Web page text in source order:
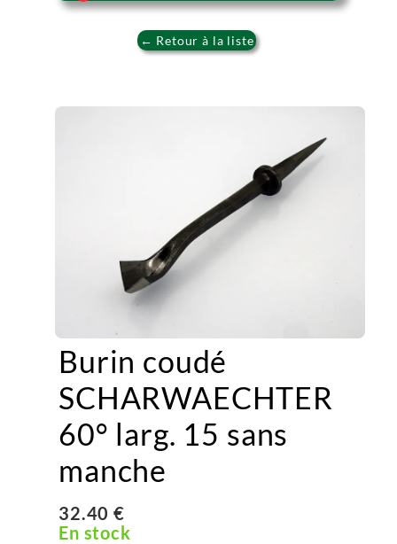
← Retour à la liste
Burin coudé
SCHARWAECHTER
60° larg. 15 sans
manche
32.40 €
En stock